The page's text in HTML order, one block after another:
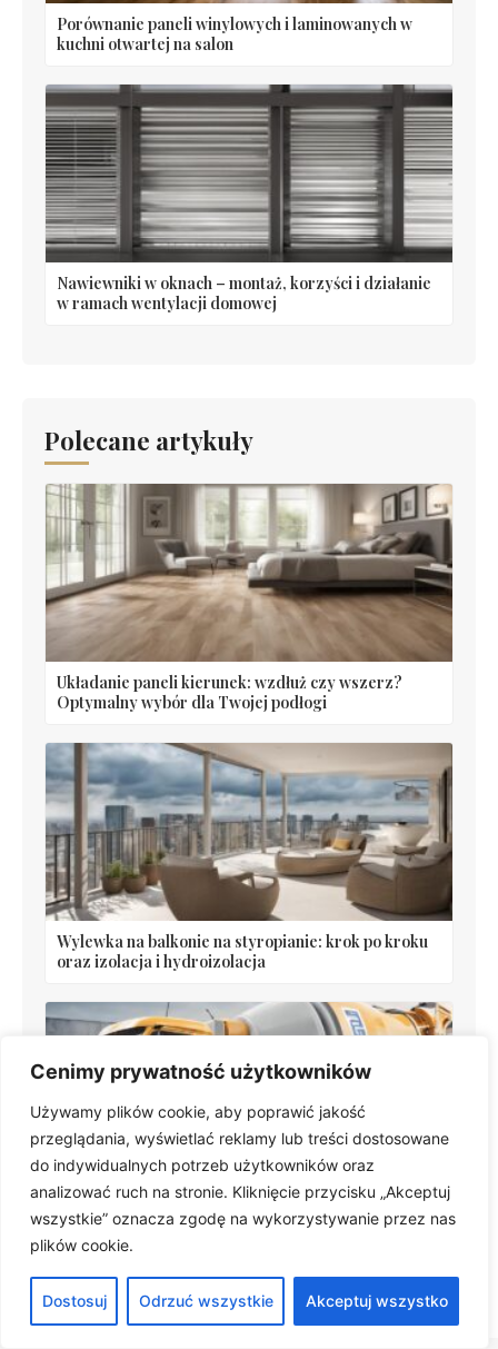
Cenimy prywatność użytkowników
Używamy plików cookie, aby poprawić jakość
przeglądania, wyświetlać reklamy lub treści dostosowane
do indywidualnych potrzeb użytkowników oraz
analizować ruch na stronie. Kliknięcie przycisku „Akceptuj
wszystkie” oznacza zgodę na wykorzystywanie przez nas
plików cookie.
Dostosuj Odrzuć wszystkie Akceptuj wszystko
Porównanie paneli winylowych i laminowanych w
kuchni otwartej na salon
Nawiewniki w oknach – montaż, korzyści i działanie
w ramach wentylacji domowej
Polecane artykuły
Układanie paneli kierunek: wzdłuż czy wszerz?
Optymalny wybór dla Twojej podłogi
Wylewka na balkonie na styropianie: krok po kroku
oraz izolacja i hydroizolacja
Ile cementu na m3 betonu b25? Proporcje składników
i ilości cementu